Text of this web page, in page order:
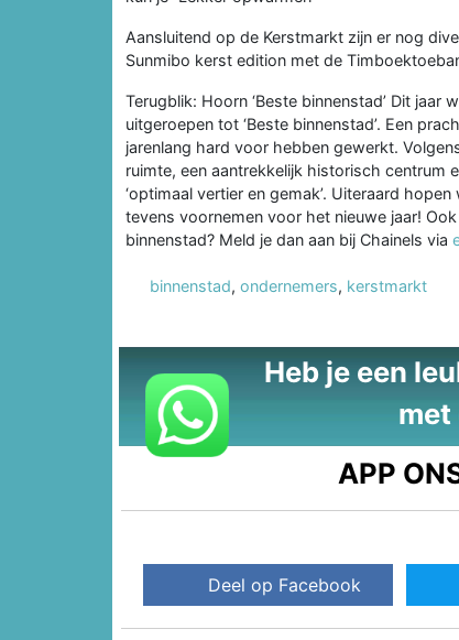
Aansluitend op de Kerstmarkt zijn er nog
Sunmibo kerst edition met de
Terugblik: Hoorn ‘Beste binnenstad’ Dit
uitgeroepen tot ‘Beste binnenstad’. Een
jarenlang hard voor hebben gewerkt.
ruimte, een aantrekkelijk historisch centrum
‘optimaal vertier en gemak’. Uiteraard
tevens voornemen voor het nieuwe jaar!
binnenstad? Meld je dan aan bij Chainels via
binnenstad, ondernemers, kerstmarkt
Heb je een
met
APP
Deel op Facebook